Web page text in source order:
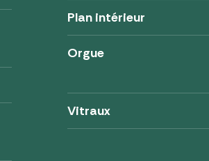
Plan intérieur
Orgue
Vitraux